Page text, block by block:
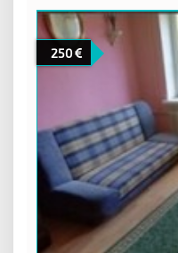
250